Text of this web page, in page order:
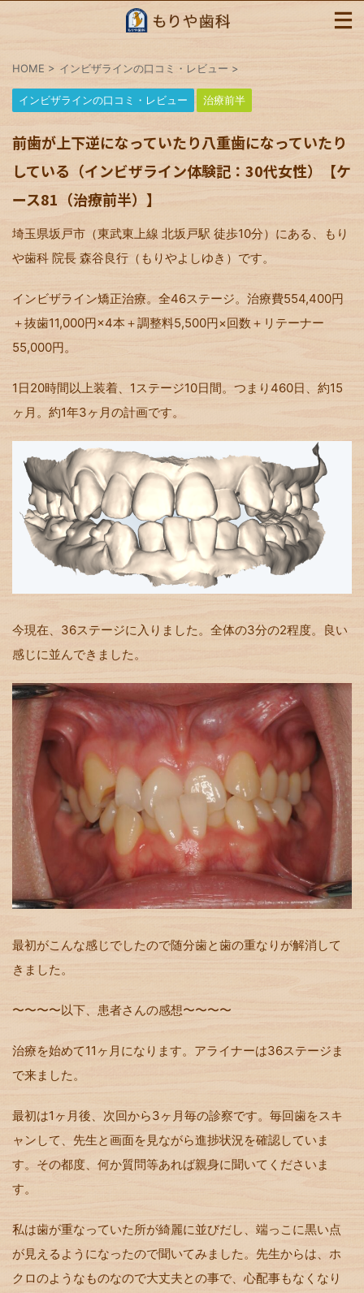
HOME > インビザラインの口コミ・レビュー >
インビザラインの口コミ・レビュー 治療前半
前歯が上下逆になっていたり八重歯になっていたり
している（インビザライン体験記：30代女性）【ケ
ース81（治療前半）】
埼玉県坂戸市（東武東上線 北坂戸駅 徒歩10分）にある、もり
や歯科 院長 森谷良行（もりやよしゆき）です。
インビザライン矯正治療。全46ステージ。治療費554,400円
＋抜歯11,000円×4本＋調整料5,500円×回数＋リテーナー
55,000円。
1日20時間以上装着、1ステージ10日間。つまり460日、約15
ヶ月。約1年3ヶ月の計画です。
今現在、36ステージに入りました。全体の3分の2程度。良い
感じに並んできました。
最初がこんな感じでしたので随分歯と歯の重なりが解消して
きました。
〜〜〜〜以下、患者さんの感想〜〜〜〜
治療を始めて11 ヶ月になります。アライナーは36ステージま
で来ました。
最初は1 ヶ月後、次回から3ヶ月毎の診察です。毎回歯をスキ
ャンして、先生と画面を見ながら進捗状況を確認していま
す。その都度、何か質問等あれば親身に聞いてくださいま
す。
私は歯が重なっていた所が綺麗に並びだし、端っこに黒い点
が見えるようになったので聞いてみました。先生からは、ホ
クロのようなものなので大丈夫との事で、心配事もなくなり